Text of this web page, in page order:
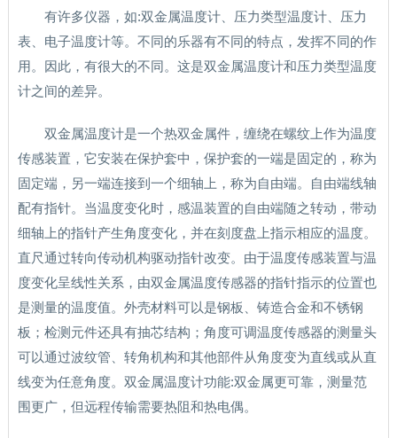
有许多仪器，如:双金属温度计、压力类型温度计、压力
表、电子温度计等。不同的乐器有不同的特点，发挥不同的作
用。因此，有很大的不同。这是双金属温度计和压力类型温度
计之间的差异。
双金属温度计是一个热双金属件，缠绕在螺纹上作为温度
传感装置，它安装在保护套中，保护套的一端是固定的，称为
固定端，另一端连接到一个细轴上，称为自由端。自由端线轴
配有指针。当温度变化时，感温装置的自由端随之转动，带动
细轴上的指针产生角度变化，并在刻度盘上指示相应的温度。
直尺通过转向传动机构驱动指针改变。由于温度传感装置与温
度变化呈线性关系，由双金属温度传感器的指针指示的位置也
是测量的温度值。外壳材料可以是钢板、铸造合金和不锈钢
板；检测元件还具有抽芯结构；角度可调温度传感器的测量头
可以通过波纹管、转角机构和其他部件从角度变为直线或从直
线变为任意角度。双金属温度计功能:双金属更可靠，测量范
围更广，但远程传输需要热阻和热电偶。